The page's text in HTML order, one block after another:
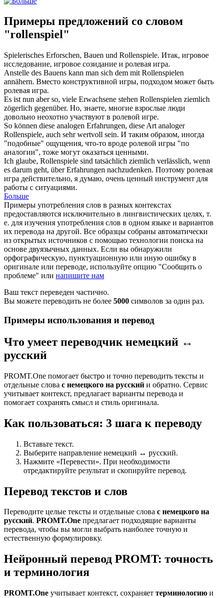
Примеры предложений со словом
"rollenspiel"
Spielerisches Erforschen, Bauen und Rollenspiele. Итак, игровое
исследование, игровое созидание и ролевая игра.
Anstelle des Bauens kann man sich dem mit Rollenspielen
annähern. Вместо конструктивной игры, подходом может быть
ролевая игра.
Es ist nun aber so, viele Erwachsene stehen Rollenspielen ziemlich
zögerlich gegenüber. Но, знаете, многие взрослые люди
довольно неохотно участвуют в ролевой игре.
So können diese analogen Erfahrungen, diese Art analoger
Rollenspiele, auch sehr wertvoll sein. И таким образом, иногда
"подобные" ощущения, что-то вроде ролевой игры "по
аналогии", тоже могут оказаться ценными.
Ich glaube, Rollenspiele sind tatsächlich ziemlich verlässlich, wenn
es darum geht, über Erfahrungen nachzudenken. Поэтому ролевая
игра действительно, я думаю, очень ценный инструмент для
работы с ситуациями.
Больше
Примеры употребления слов в разных контекстах
предоставляются исключительно в лингвистических целях, т.
е. для изучения употребления слов в одном языке и вариантов
их перевода на другой. Все образцы собраны автоматически
из открытых источников с помощью технологии поиска на
основе двуязычных данных. Если вы обнаружили
орфографическую, пунктуационную или иную ошибку в
оригинале или переводе, используйте опцию "Сообщить о
проблеме" или напишите нам
Ваш текст переведен частично.
Вы можете переводить не более 5000 символов за один раз.
Примеры использования и перевод
Что умеет переводчик немецкий ↔
русский
PROMT.One помогает быстро и точно переводить тексты и
отдельные слова с немецкого на русский и обратно. Сервис
учитывает контекст, предлагает варианты перевода и
помогает сохранять смысл и стиль оригинала.
Как пользоваться: 3 шага к переводу
Вставьте текст.
Выберите направление немецкий ↔ русский.
Нажмите «Перевести». При необходимости
отредактируйте результат и скопируйте перевод.
Перевод текстов и слов
Переводите целые тексты и отдельные слова с немецкого на
русский. PROMT.One предлагает подходящие варианты
перевода, чтобы вы могли выбрать наиболее точную и
естественную формулировку.
Нейронный перевод PROMT: точность
и терминология
PROMT.One учитывает контекст, сохраняет терминологию и